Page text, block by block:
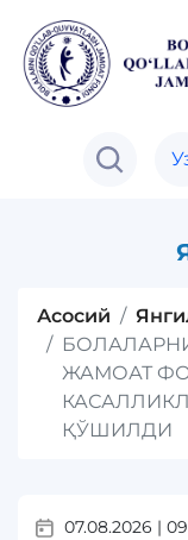
Асосий
ЖАМОАТ
ҚЎШИЛДИ
07.08.2026 |